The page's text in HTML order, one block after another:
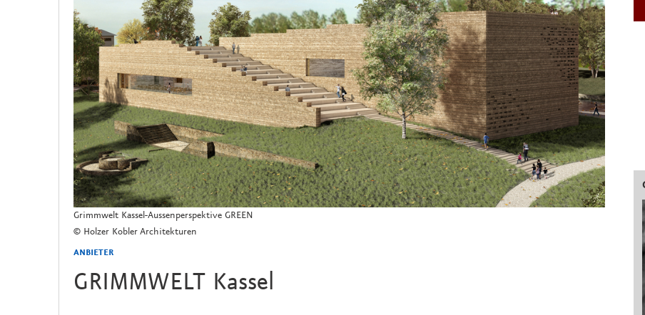
Grimmwelt Kassel-Aussenperspektive GREEN
© Holzer Kobler Architekturen
ANBIETER
GRIMMWELT Kassel